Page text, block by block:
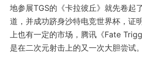
地参展TGS的《卡拉彼丘》就先卷起
道，并成功跻身沙特电竞世界杯，证
上也有一定的市场，腾讯《Fate
是在二次元射击上的又一次大胆尝试。